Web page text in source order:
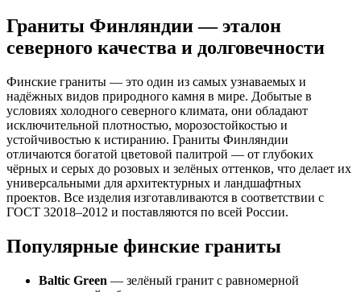
Граниты Финляндии — эталон
северного качества и долговечности
Финские граниты — это один из самых узнаваемых и
надёжных видов природного камня в мире. Добытые в
условиях холодного северного климата, они обладают
исключительной плотностью, морозостойкостью и
устойчивостью к истиранию. Граниты Финляндии
отличаются богатой цветовой палитрой — от глубоких
чёрных и серых до розовых и зелёных оттенков, что делает их
универсальными для архитектурных и ландшафтных
проектов. Все изделия изготавливаются в соответствии с
ГОСТ 32018–2012 и поставляются по всей России.
Популярные финские граниты
Baltic Green — зелёный гранит с равномерной